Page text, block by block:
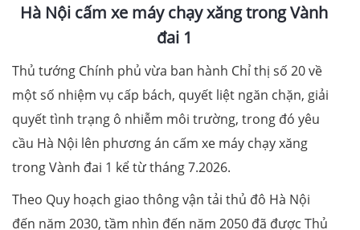
Hà Nội cấm xe máy chạy xăng trong Vành
đai 1
Thủ tướng Chính phủ vừa ban hành Chỉ thị số 20 về
một số nhiệm vụ cấp bách, quyết liệt ngăn chặn, giải
quyết tình trạng ô nhiễm môi trường, trong đó yêu
cầu Hà Nội lên phương án cấm xe máy chạy xăng
trong Vành đai 1 kể từ tháng 7.2026.
Theo Quy hoạch giao thông vận tải thủ đô Hà Nội
đến năm 2030, tầm nhìn đến năm 2050 đã được Thủ